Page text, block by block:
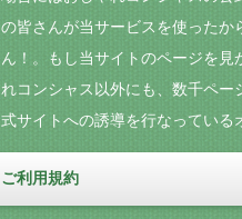
の皆さんが当サービスを使った
ん！。もし当サイトのページを
れコンシャス以外にも、数千ペ
式サイトへの誘導を行なっている
ご利用規約